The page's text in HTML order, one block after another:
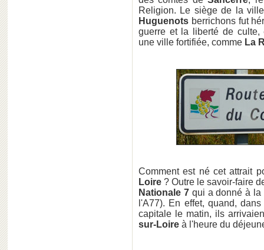
Religion. Le siège de la
Huguenots berrichons fut
guerre et la liberté de
une ville fortifiée, comme La
Comment est né cet attrait
Loire ? Outre le savoir-faire
Nationale 7qui a donné à la
l'A77). En effet, quand,
capitale le matin, ils
sur-Loire à l'heure du